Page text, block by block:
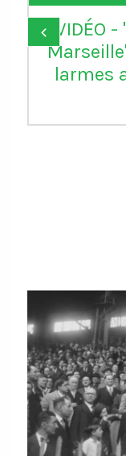
VIDÉO
larmes
‹